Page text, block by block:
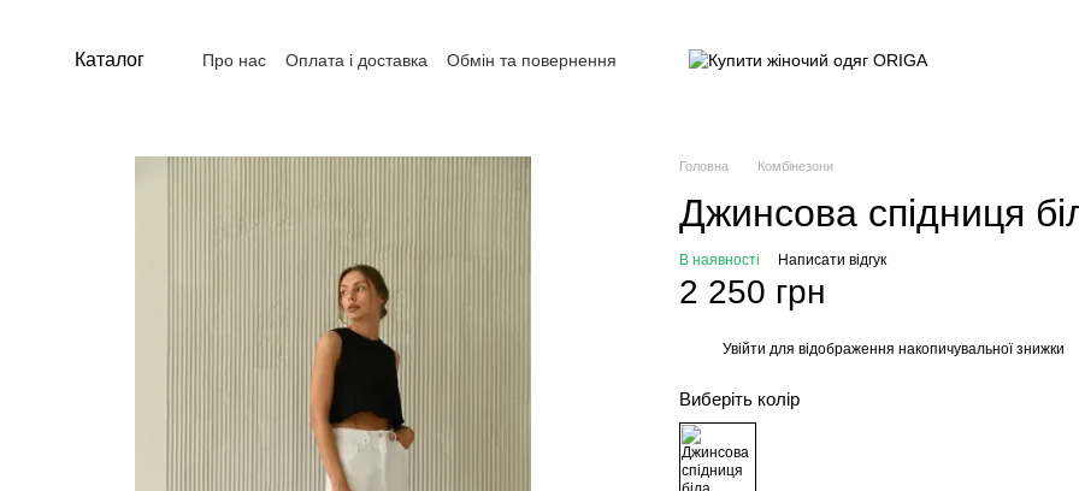
Каталог Про нас Оплата і доставка
Обмін та повернення
Головна Комбінезони
Джинсова спідниця
В наявності Написати відгук
2 250 грн
Увійти для відображення накопичувальної знижки
Виберіть колір